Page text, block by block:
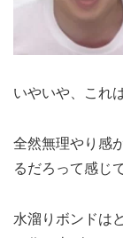
いやいや、これ
全然無理やり感
るだろって感じ
水溜りボンドは